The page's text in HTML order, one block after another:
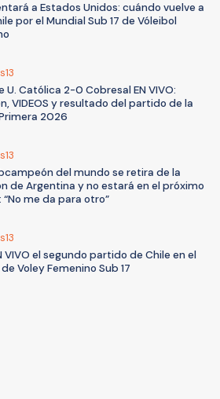
a Estados Unidos: cuándo vuelve a
por el Mundial Sub 17 de Vóleibol
U. Católica 2-0 Cobresal EN VIVO:
VIDEOS y resultado del partido de la
2026
del mundo se retira de la
de Argentina y no estará en el próximo
“No me da para otro”
VIVO el segundo partido de Chile en el
Voley Femenino Sub 17